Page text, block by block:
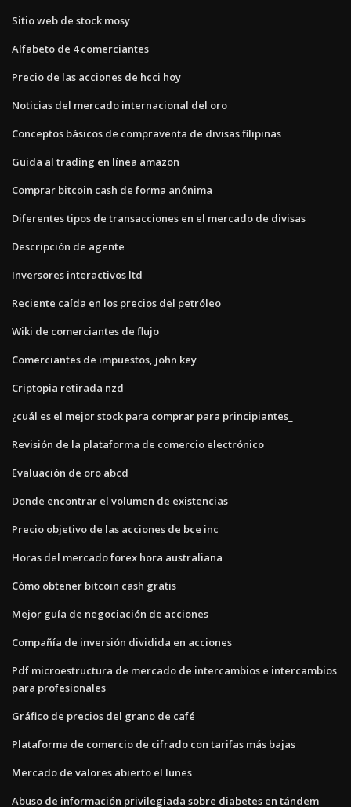
Sitio web de stock mosy
Alfabeto de 4 comerciantes
Precio de las acciones de hcci hoy
Noticias del mercado internacional del oro
Conceptos básicos de compraventa de divisas filipinas
Guida al trading en línea amazon
Comprar bitcoin cash de forma anónima
Diferentes tipos de transacciones en el mercado de divisas
Descripción de agente
Inversores interactivos ltd
Reciente caída en los precios del petróleo
Wiki de comerciantes de flujo
Comerciantes de impuestos, john key
Criptopia retirada nzd
¿cuál es el mejor stock para comprar para principiantes_
Revisión de la plataforma de comercio electrónico
Evaluación de oro abcd
Donde encontrar el volumen de existencias
Precio objetivo de las acciones de bce inc
Horas del mercado forex hora australiana
Cómo obtener bitcoin cash gratis
Mejor guía de negociación de acciones
Compañía de inversión dividida en acciones
Pdf microestructura de mercado de intercambios e intercambios
para profesionales
Gráfico de precios del grano de café
Plataforma de comercio de cifrado con tarifas más bajas
Mercado de valores abierto el lunes
Abuso de información privilegiada sobre diabetes en tándem